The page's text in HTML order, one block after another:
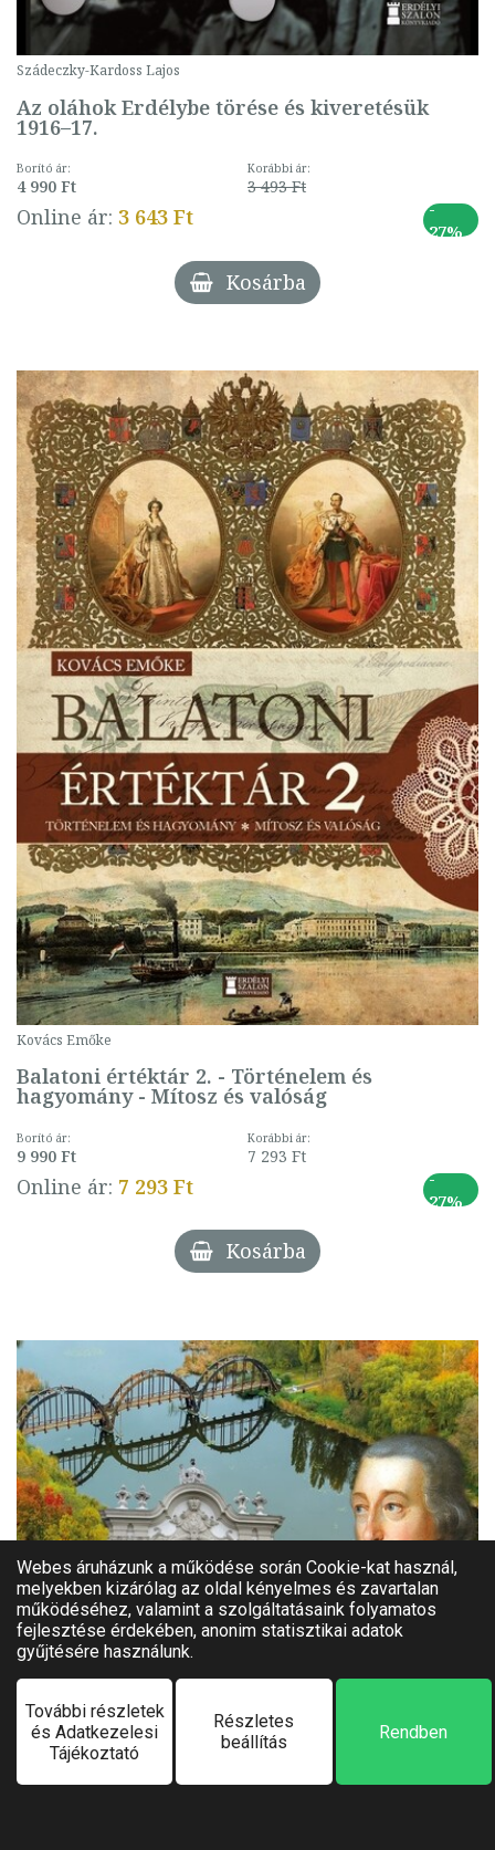
Szádeczky-Kardoss Lajos
Az oláhok Erdélybe törése és kiveretésük
1916–17.
Borító ár:
4 990 Ft
Korábbi ár:
3 493 Ft
Online ár: 3 643 Ft
-
27%
Kosárba
Kovács Emőke
Balatoni értéktár 2. - Történelem és
hagyomány - Mítosz és valóság
Borító ár:
9 990 Ft
Korábbi ár:
7 293 Ft
Online ár: 7 293 Ft
-
27%
Kosárba